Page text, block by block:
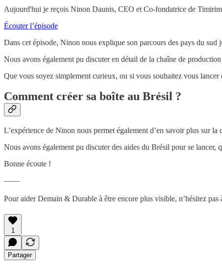
Aujourd'hui je reçois Ninon Daunis, CEO et Co-fondatrice de
Écouter l’épisode
Dans cet épisode, Ninon nous explique son parcours des pays du
Nous avons également pu discuter en détail de la chaîne de
Que vous soyez simplement curieux, ou si vous souhaitez vous
Comment créer sa boîte au Brésil ?
L’expérience de Ninon nous permet également d’en savoir plus sur
Nous avons également pu discuter des aides du Brésil pour se lancer,
Bonne écoute !
——
Pour aider Demain & Durable à être encore plus visible, n’hésitez
1
Partager